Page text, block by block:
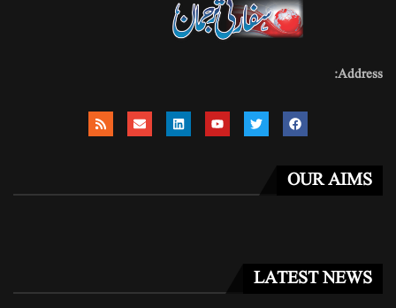
Address:
OUR AIMS
LATEST NEWS